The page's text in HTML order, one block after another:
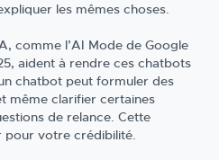
les mêmes choses.
comme l’AI Mode de Google
aident à rendre ces chatbots
chatbot peut formuler des
même clarifier certaines
de relance. Cette
pour votre crédibilité.